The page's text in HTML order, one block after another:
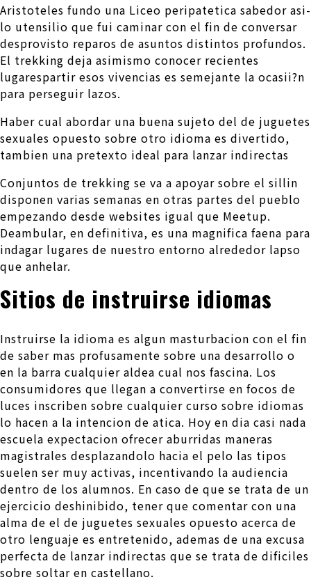
Aristoteles fundo una Liceo peripatetica sabedor asi­
lo utensilio que fui caminar con el fin de conversar
desprovisto reparos de asuntos distintos profundos.
El trekking deja asimismo conocer recientes
lugarespartir esos vivencias es semejante la ocasii?n
para perseguir lazos.
Haber cual abordar una buena sujeto del de juguetes
sexuales opuesto sobre otro idioma es divertido,
tambien una pretexto ideal para lanzar indirectas
Conjuntos de trekking se va a apoyar sobre el silli­n
disponen varias semanas en otras partes del pueblo
empezando desde websites igual que Meetup.
Deambular, en definitiva, es una magnifica faena para
indagar lugares de nuestro entorno alrededor lapso
que anhelar.
Sitios de instruirse idiomas
Instruirse la idioma es algun masturbacion con el fin
de saber mas profusamente sobre una desarrollo o
en la barra cualquier aldea cual nos fascina. Los
consumidores que llegan a convertirse en focos de
luces inscriben sobre cualquier curso sobre idiomas
lo hacen a la intencion de atica. Hoy en dia casi nada
escuela expectacion ofrecer aburridas maneras
magistrales desplazandolo hacia el pelo las tipos
suelen ser muy activas, incentivando la audiencia
dentro de los alumnos. En caso de que se trata de un
ejercicio deshinibido, tener que comentar con una
alma de el de juguetes sexuales opuesto acerca de
otro lenguaje es entretenido, ademas de una excusa
perfecta de lanzar indirectas que se trata de dificiles
sobre soltar en castellano.